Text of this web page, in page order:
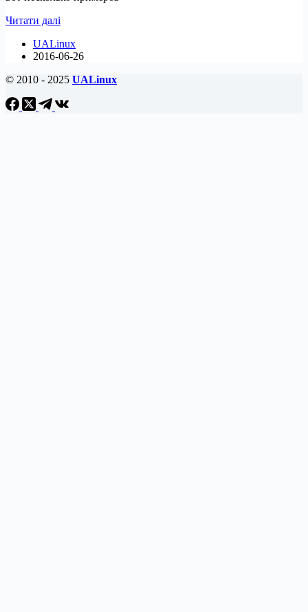
Читати далі
и
краткий
Fedora
UALinux
2016-06-26
© 2010 - 2025 UALinux